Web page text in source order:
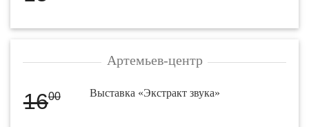
Артемьев-центр
1600 Выставка «Экстракт звука»